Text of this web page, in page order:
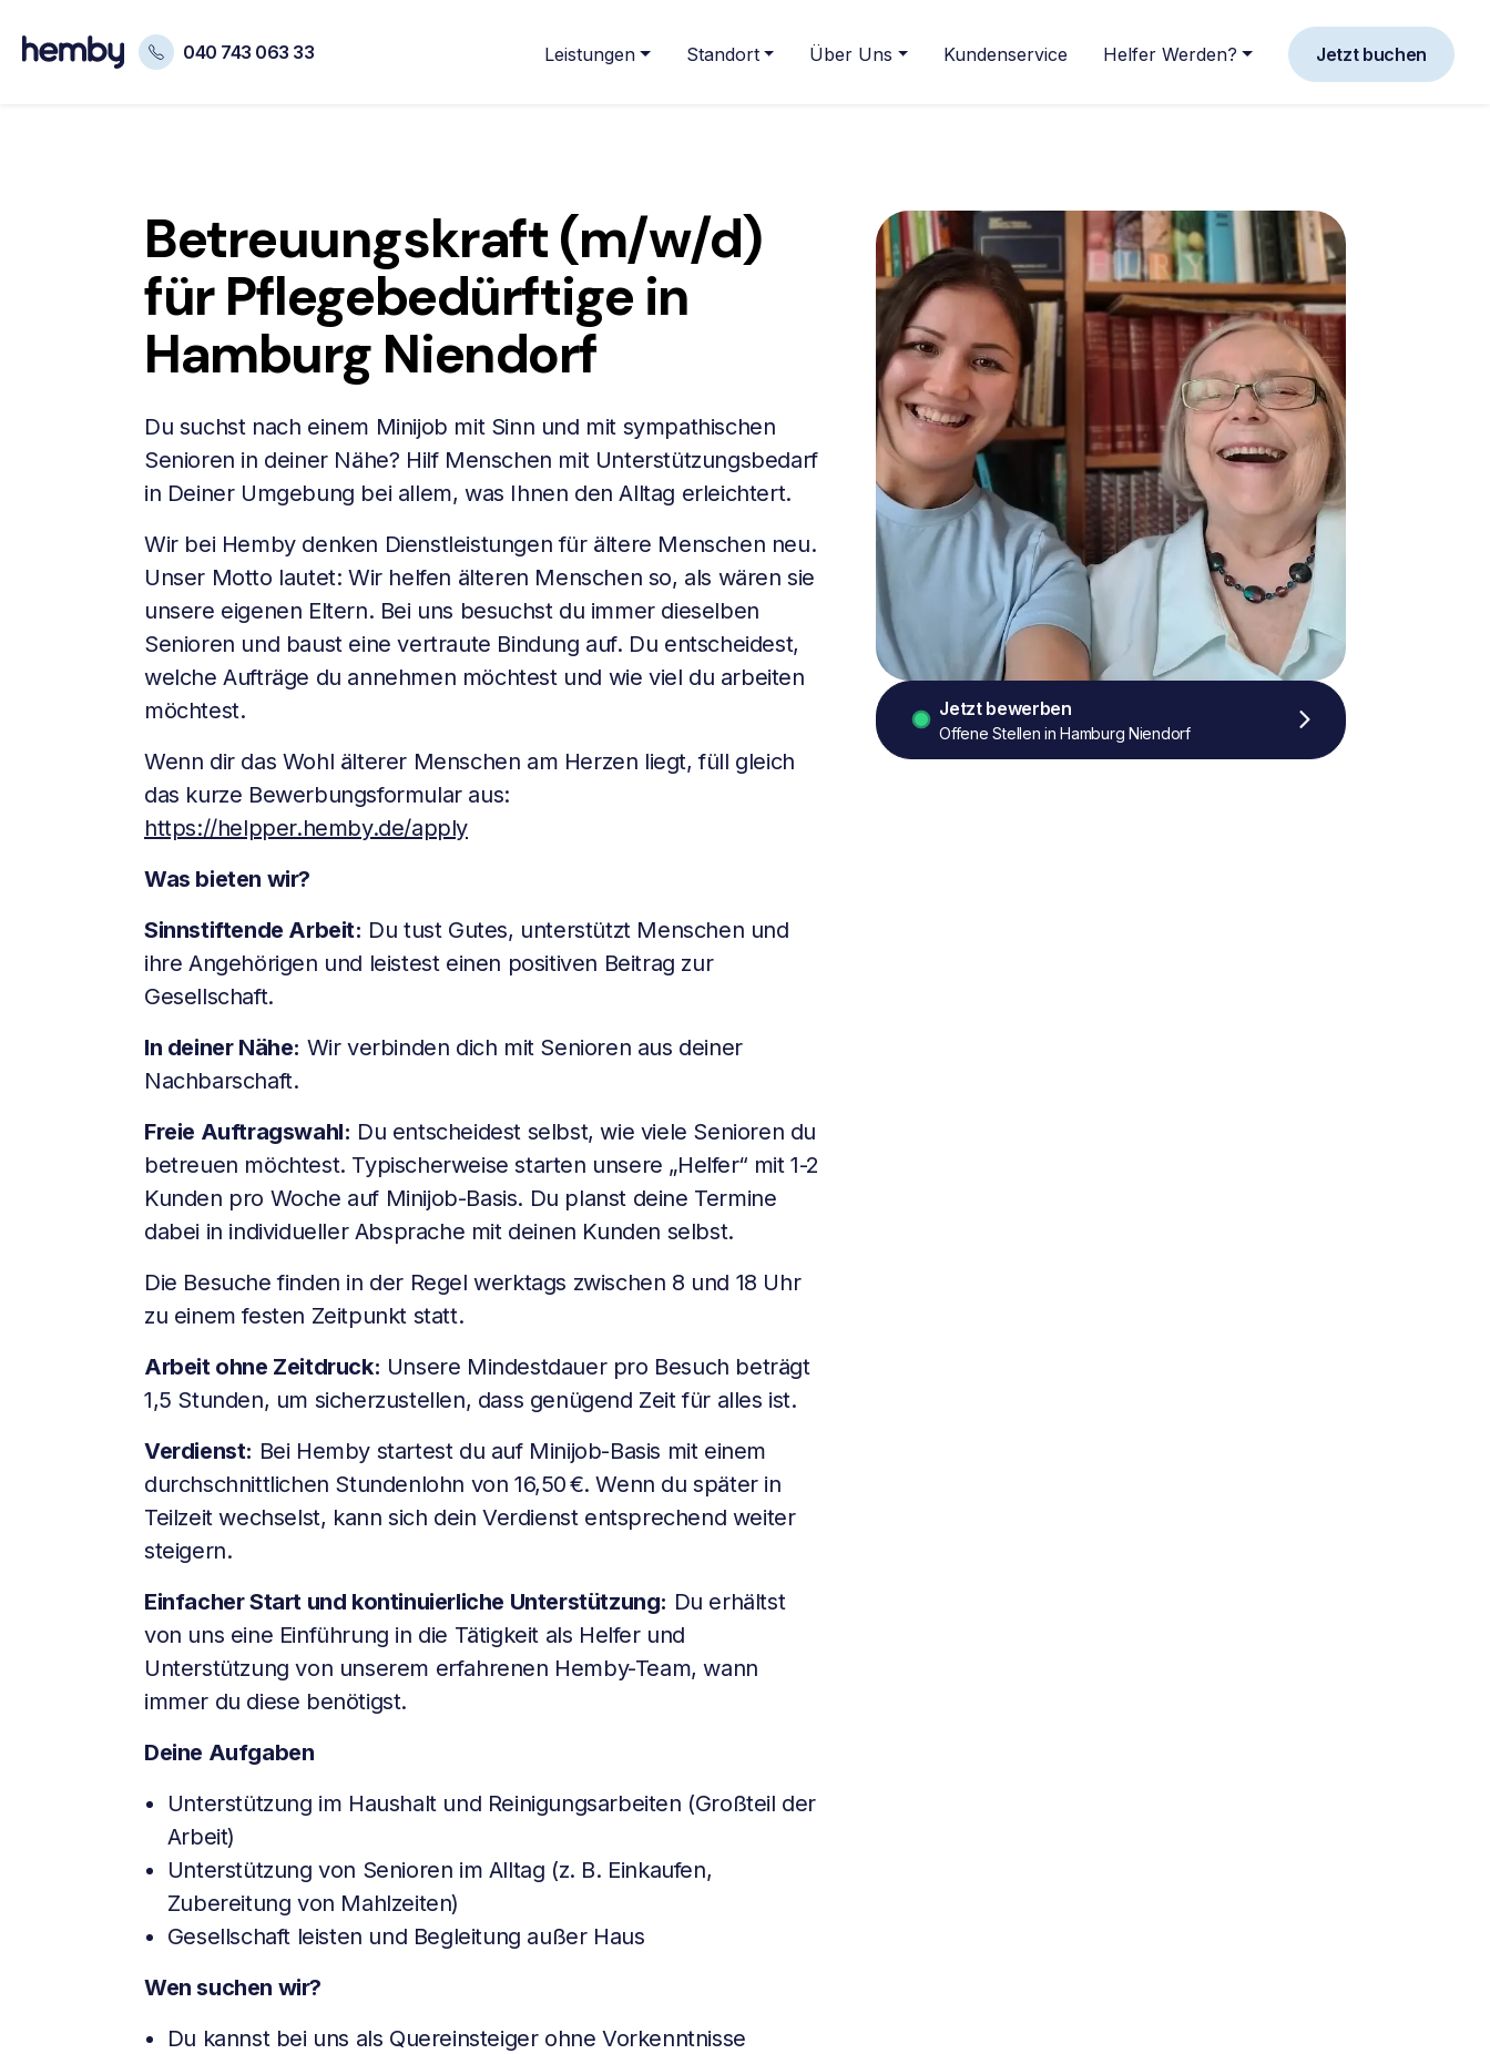
040 743 063 33 Leistungen Standort Über Uns Kundenservice Helfer Werden? Jetzt buchen
Betreuungskraft (m/w/d)
für Pflegebedürftige in
Hamburg Niendorf
Du suchst nach einem Minijob mit Sinn und mit sympathischen
Senioren in deiner Nähe? Hilf Menschen mit Unterstützungsbedarf
in Deiner Umgebung bei allem, was Ihnen den Alltag erleichtert.
Wir bei Hemby denken Dienstleistungen für ältere Menschen neu.
Unser Motto lautet: Wir helfen älteren Menschen so, als wären sie
unsere eigenen Eltern. Bei uns besuchst du immer dieselben
Senioren und baust eine vertraute Bindung auf. Du entscheidest,
welche Aufträge du annehmen möchtest und wie viel du arbeiten
möchtest.
Wenn dir das Wohl älterer Menschen am Herzen liegt, füll gleich
das kurze Bewerbungsformular aus:
https://helpper.hemby.de/apply
Was bieten wir?
Sinnstiftende Arbeit: Du tust Gutes, unterstützt Menschen und
ihre Angehörigen und leistest einen positiven Beitrag zur
Gesellschaft.
In deiner Nähe: Wir verbinden dich mit Senioren aus deiner
Nachbarschaft.
Freie Auftragswahl: Du entscheidest selbst, wie viele Senioren du
betreuen möchtest. Typischerweise starten unsere „Helfer“ mit 1-2
Kunden pro Woche auf Minijob-Basis. Du planst deine Termine
dabei in individueller Absprache mit deinen Kunden selbst.
Die Besuche finden in der Regel werktags zwischen 8 und 18 Uhr
zu einem festen Zeitpunkt statt.
Arbeit ohne Zeitdruck: Unsere Mindestdauer pro Besuch beträgt
1,5 Stunden, um sicherzustellen, dass genügend Zeit für alles ist.
Verdienst: Bei Hemby startest du auf Minijob-Basis mit einem
durchschnittlichen Stundenlohn von 16,50 €. Wenn du später in
Teilzeit wechselst, kann sich dein Verdienst entsprechend weiter
steigern.
Einfacher Start und kontinuierliche Unterstützung: Du erhältst
von uns eine Einführung in die Tätigkeit als Helfer und
Unterstützung von unserem erfahrenen Hemby-Team, wann
immer du diese benötigst.
Deine Aufgaben
Unterstützung im Haushalt und Reinigungsarbeiten (Großteil der
Arbeit)
Unterstützung von Senioren im Alltag (z. B. Einkaufen,
Zubereitung von Mahlzeiten)
Gesellschaft leisten und Begleitung außer Haus
Wen suchen wir?
Du kannst bei uns als Quereinsteiger ohne Vorkenntnisse
Jetzt bewerben
Offene Stellen in Hamburg Niendorf